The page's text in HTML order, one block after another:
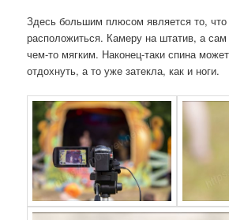
Здесь большим плюсом является то,
расположиться. Камеру на штатив, а
чем-то мягким. Наконец-таки спина
отдохнуть, а то уже затекла, как и ноги.